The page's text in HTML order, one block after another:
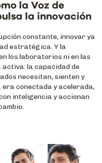
la Voz de
la innovación
constante, innovar ya
estratégica. Y la
los laboratorios ni en las
activa: la capacidad de
necesitan, sienten y
era conectada y acelerada,
inteligencia y accionan